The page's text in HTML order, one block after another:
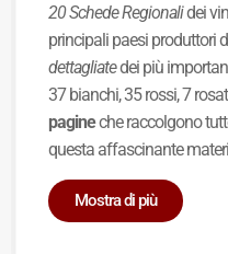
20 Schede Regionalidei
principali paesi produttori
dettagliatedei più
37 bianchi, 35 rossi, 7
pagineche raccolgono
questa affascinante
Mostra di più